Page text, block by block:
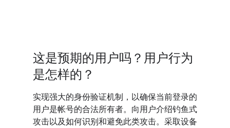
这是预期的用户吗？用户行为
是怎样的？
实现强大的身份验证机制，以确保当前登录的
用户是帐号的合法所有者。向用户介绍钓鱼式
攻击以及如何识别和避免此类攻击。采取设备